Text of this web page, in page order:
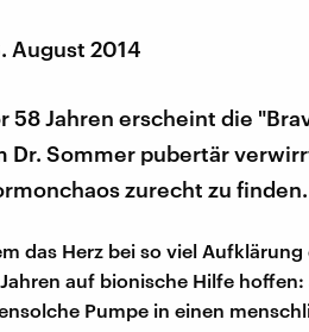
August 2014
58 Jahren erscheint die
Dr. Sommer pubertär
zurecht zu finden.
das Herz bei so viel
auf bionische Hilfe
Pumpe in einen